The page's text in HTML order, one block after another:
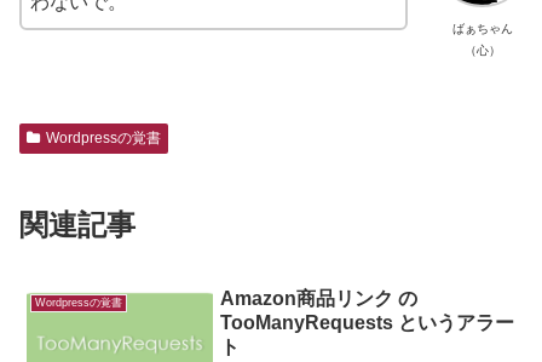
ばぁちゃん
（心）
Wordpressの覚書
関連記事
Wordpressの覚書
Amazon商品リンク の
TooManyRequests というアラー
ト